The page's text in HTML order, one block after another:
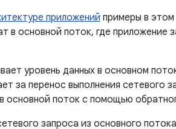
приложений примеры в
в основной поток, где приложение
уровень данных в основном
за перенос выполнения сетевого
основной поток с помощью
запроса из основного